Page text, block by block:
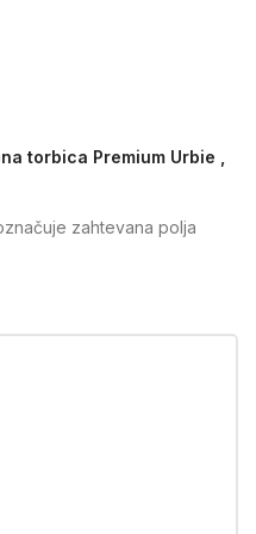
torbica Premium Urbie ,
zahtevana polja